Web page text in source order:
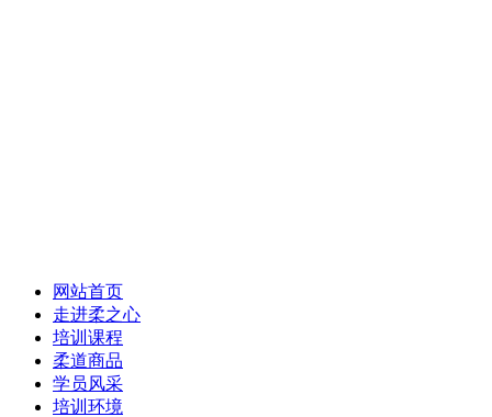
网站首页
走进柔之心
培训课程
柔道商品
学员风采
培训环境